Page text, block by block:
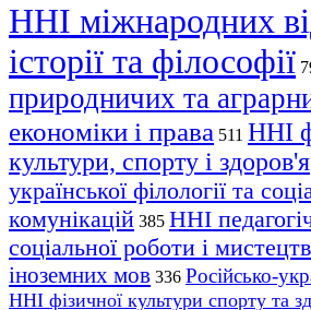
ННІ міжнародних
історії та філософії
природничих та
економіки і права 511 ННІ
культури, спорту і здоров'я
української філології та
комунікацій 385 ННІ
соціальної роботи і
іноземних мов 336 Російсько-
ННІ фізичної культури спорту та